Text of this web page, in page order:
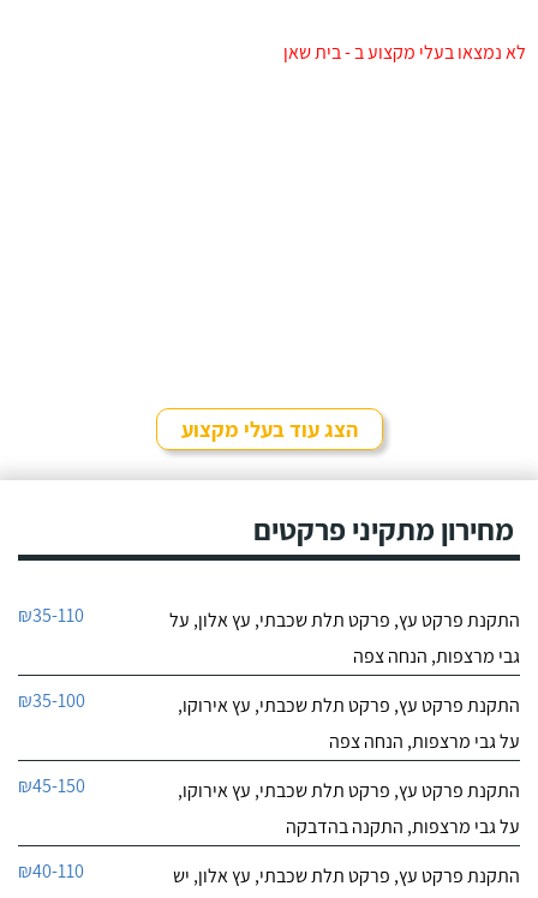
לא נמצאו בעלי מקצוע ב - בית שאן
הצג עוד בעלי מקצוע
מחירון מתקיני פרקטים
התקנת פרקט עץ, פרקט תלת שכבתי, עץ אלון, על
גבי מרצפות, הנחה צפה
₪35-110
התקנת פרקט עץ, פרקט תלת שכבתי, עץ אירוקו,
על גבי מרצפות, הנחה צפה
₪35-100
התקנת פרקט עץ, פרקט תלת שכבתי, עץ אירוקו,
על גבי מרצפות, התקנה בהדבקה
₪45-150
התקנת פרקט עץ, פרקט תלת שכבתי, עץ אלון, יש
₪40-110